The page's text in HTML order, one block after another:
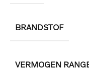
BRANDSTOF
VERMOGEN